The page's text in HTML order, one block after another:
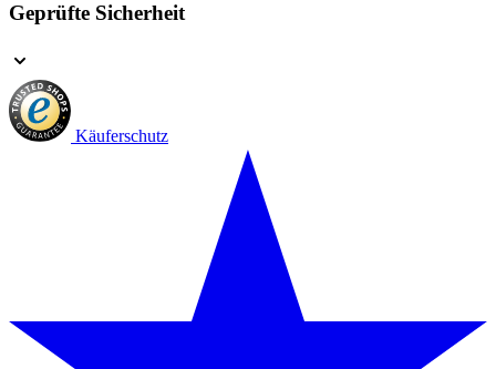
Geprüfte Sicherheit
Käuferschutz